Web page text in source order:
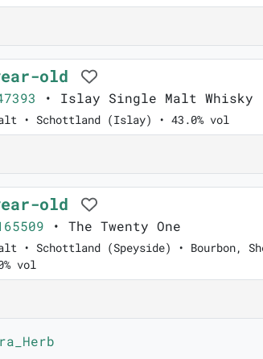
old
• Islay Single Malt Whisky
• Schottland (Islay) • 43.0% vol
old
• The Twenty One
• Schottland (Speyside) • Bourbon,
vol